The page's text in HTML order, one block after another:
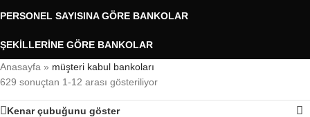
PERSONEL SAYISINA GÖRE BANKOLAR
ŞEKILLERINE GÖRE BANKOLAR
Anasayfa » müşteri kabul bankoları
629 sonuçtan 1-12 arası gösteriliyor
Kenar çubuğunu göster